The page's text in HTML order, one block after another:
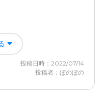
りではないのが、残念で
て欲しいです
。値上がりするのも、仕
がかなり減って精神的
倶楽部の評価
投稿日時：2022/07/14
投稿者：ぼのぼの